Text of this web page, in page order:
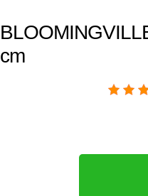
cm